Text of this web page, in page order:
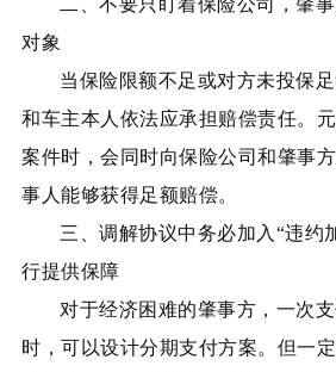
二、不要只盯着保险公司，肇
对象
当保险限额不足或对方未投保
和车主本人依法应承担赔偿责任。
案件时，会同时向保险公司和肇事
事人能够获得足额赔偿。
三、调解协议中务必加入 “违约
行提供保障
对于经济困难的肇事方，一次
时，可以设计分期支付方案。但一